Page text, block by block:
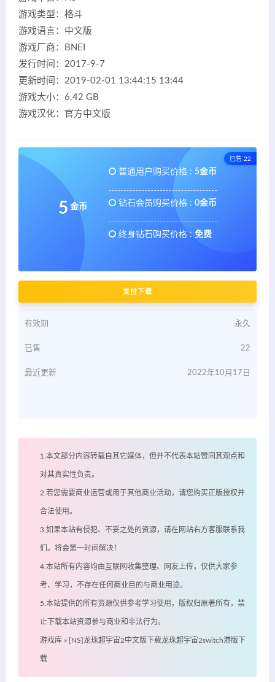
游戏类型：格斗
游戏语言：中文版
游戏厂商：BNEI
发行时间：2017-9-7
更新时间：2019-02-01 13:44:15 13:44
游戏大小：6.42 GB
游戏汉化：官方中文版
已售 22
5 金币
普通用户购买价格 : 5金币
钻石会员购买价格 : 0金币
终身钻石购买价格 : 免费
支付下载
有效期 永久
已售 22
最近更新 2022年10月17日
1.本文部分内容转载自其它媒体，但并不代表本站赞同其观点和
对其真实性负责。
2.若您需要商业运营或用于其他商业活动，请您购买正版授权并
合法使用。
3.如果本站有侵犯、不妥之处的资源，请在网站右方客服联系我
们。将会第一时间解决！
4.本站所有内容均由互联网收集整理、网友上传，仅供大家参
考、学习，不存在任何商业目的与商业用途。
5.本站提供的所有资源仅供参考学习使用，版权归原著所有，禁
止下载本站资源参与商业和非法行为。
游戏库 » [NS]龙珠超宇宙2中文版下载龙珠超宇宙2switch港版下
载